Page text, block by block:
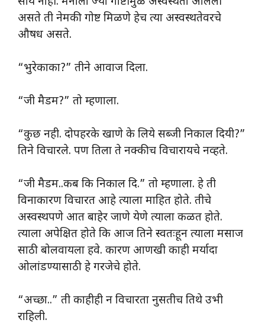
असते ती नेमकी गोष्ट मिळणे हेच त्या अस्वस्थतेवरचे
औषध असते.
“भुरेकाका?” तीने आवाज दिला.
“जी मैडम?” तो म्हणाला.
“कुछ नही. दोपहरके खाणे के लिये सब्जी निकाल दियी?”
तिने विचारले. पण तिला ते नक्कीच विचारायचे नव्हते.
“जी मैडम..कब कि निकाल दि.” तो म्हणाला. हे ती
विनाकारण विचारत आहे त्याला माहित होते. तीचे
अस्वस्थपणे आत बाहेर जाणे येणे त्याला कळत होते.
त्याला अपेक्षित होते कि आज तिने स्वतःहून त्याला मसाज
साठी बोलवायला हवे. कारण आणखी काही मर्यादा
ओलांडण्यासाठी हे गरजेचे होते.
“अच्छा..” ती काहीही न विचारता नुसतीच तिथे उभी
राहिली.